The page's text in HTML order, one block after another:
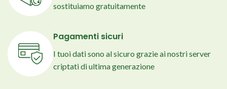
sostituiamo gratuitamente
Pagamenti sicuri
I tuoi dati sono al sicuro grazie ai nostri server
criptati di ultima generazione